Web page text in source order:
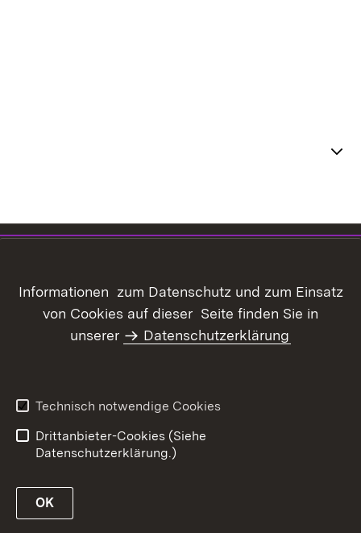
Barrierefreiheit
Benutzungshinweise
Informationssicherheit
Informationen zum Datenschutz und zum Einsatz
von Cookies auf dieser Seite finden Sie in
unserer
Datenschutzerklärung
Technisch notwendige Cookies
Drittanbieter-Cookies (Siehe
Datenschutzerklärung.)
OK